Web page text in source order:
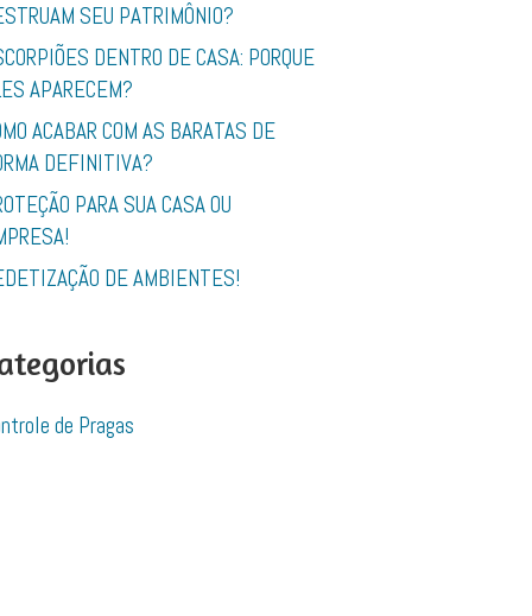
SEU PATRIMÔNIO?
DENTRO DE CASA: PORQUE
APARECEM?
ACABAR COM AS BARATAS DE
DEFINITIVA?
PARA SUA CASA OU
DE AMBIENTES!
de Pragas